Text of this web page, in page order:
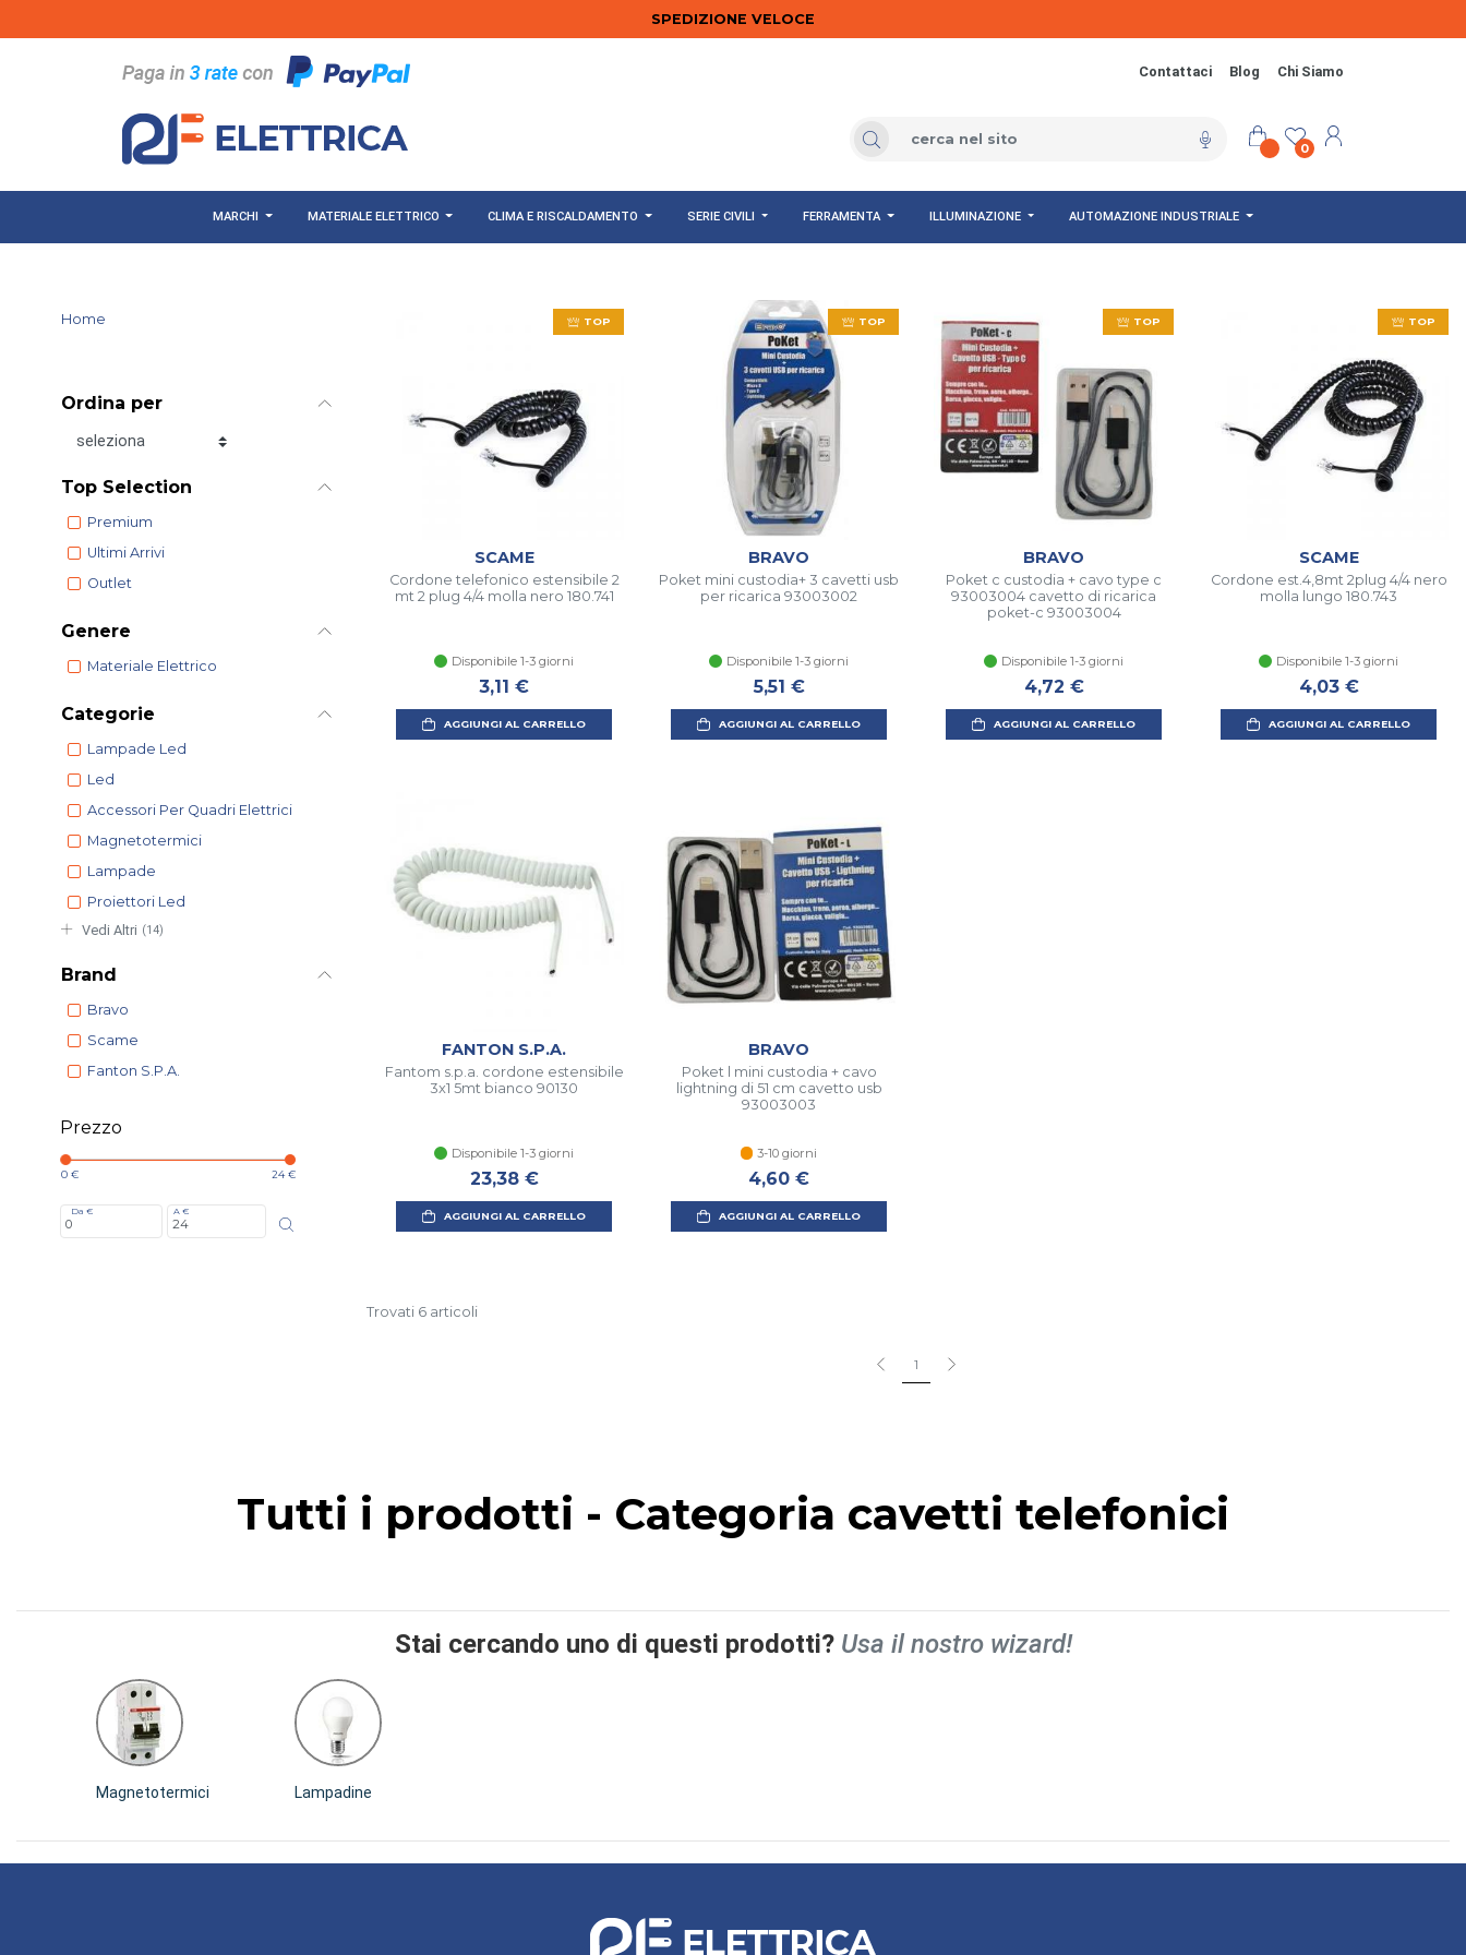
SPEDIZIONE VELOCE
Contattaci Blog Chi Siamo
0
MARCHI MATERIALE ELETTRICO CLIMA E RISCALDAMENTO SERIE CIVILI FERRAMENTA ILLUMINAZIONE AUTOMAZIONE INDUSTRIALE
Home
Ordina per
Ordina per
Top Selection
Premium
Ultimi Arrivi
Outlet
Genere
Materiale Elettrico
Categorie
Lampade Led
Led
Accessori Per Quadri Elettrici
Magnetotermici
Lampade
Proiettori Led
Vedi Altri (14)
Brand
Bravo
Scame
Fanton S.p.a.
Prezzo
0 € 24 €
Da € A €
TOP
SCAME
Cordone telefonico estensibile 2
mt 2 plug 4/4 molla nero 180.741
Disponibile 1-3 giorni
3,11 €
AGGIUNGI AL CARRELLO
TOP
BRAVO
Poket mini custodia+ 3 cavetti usb
per ricarica 93003002
Disponibile 1-3 giorni
5,51 €
AGGIUNGI AL CARRELLO
TOP
BRAVO
Poket c custodia + cavo type c
93003004 cavetto di ricarica
poket-c 93003004
Disponibile 1-3 giorni
4,72 €
AGGIUNGI AL CARRELLO
TOP
SCAME
Cordone est.4,8mt 2plug 4/4 nero
molla lungo 180.743
Disponibile 1-3 giorni
4,03 €
AGGIUNGI AL CARRELLO
FANTON S.P.A.
Fantom s.p.a. cordone estensibile
3x1 5mt bianco 90130
Disponibile 1-3 giorni
23,38 €
AGGIUNGI AL CARRELLO
BRAVO
Poket l mini custodia + cavo
lightning di 51 cm cavetto usb
93003003
3-10 giorni
4,60 €
AGGIUNGI AL CARRELLO
Trovati 6 articoli
1
Tutti i prodotti - Categoria cavetti telefonici
Stai cercando uno di questi prodotti? Usa il nostro wizard!
Magnetotermici Lampadine